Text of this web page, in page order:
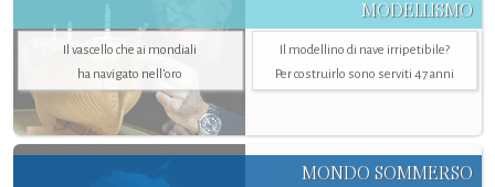
MODELLISMO
Il vascello che ai mondiali
ha navigato nell’oro
Il modellino di nave irripetibile?
Per costruirlo sono serviti 47 anni
MONDO SOMMERSO